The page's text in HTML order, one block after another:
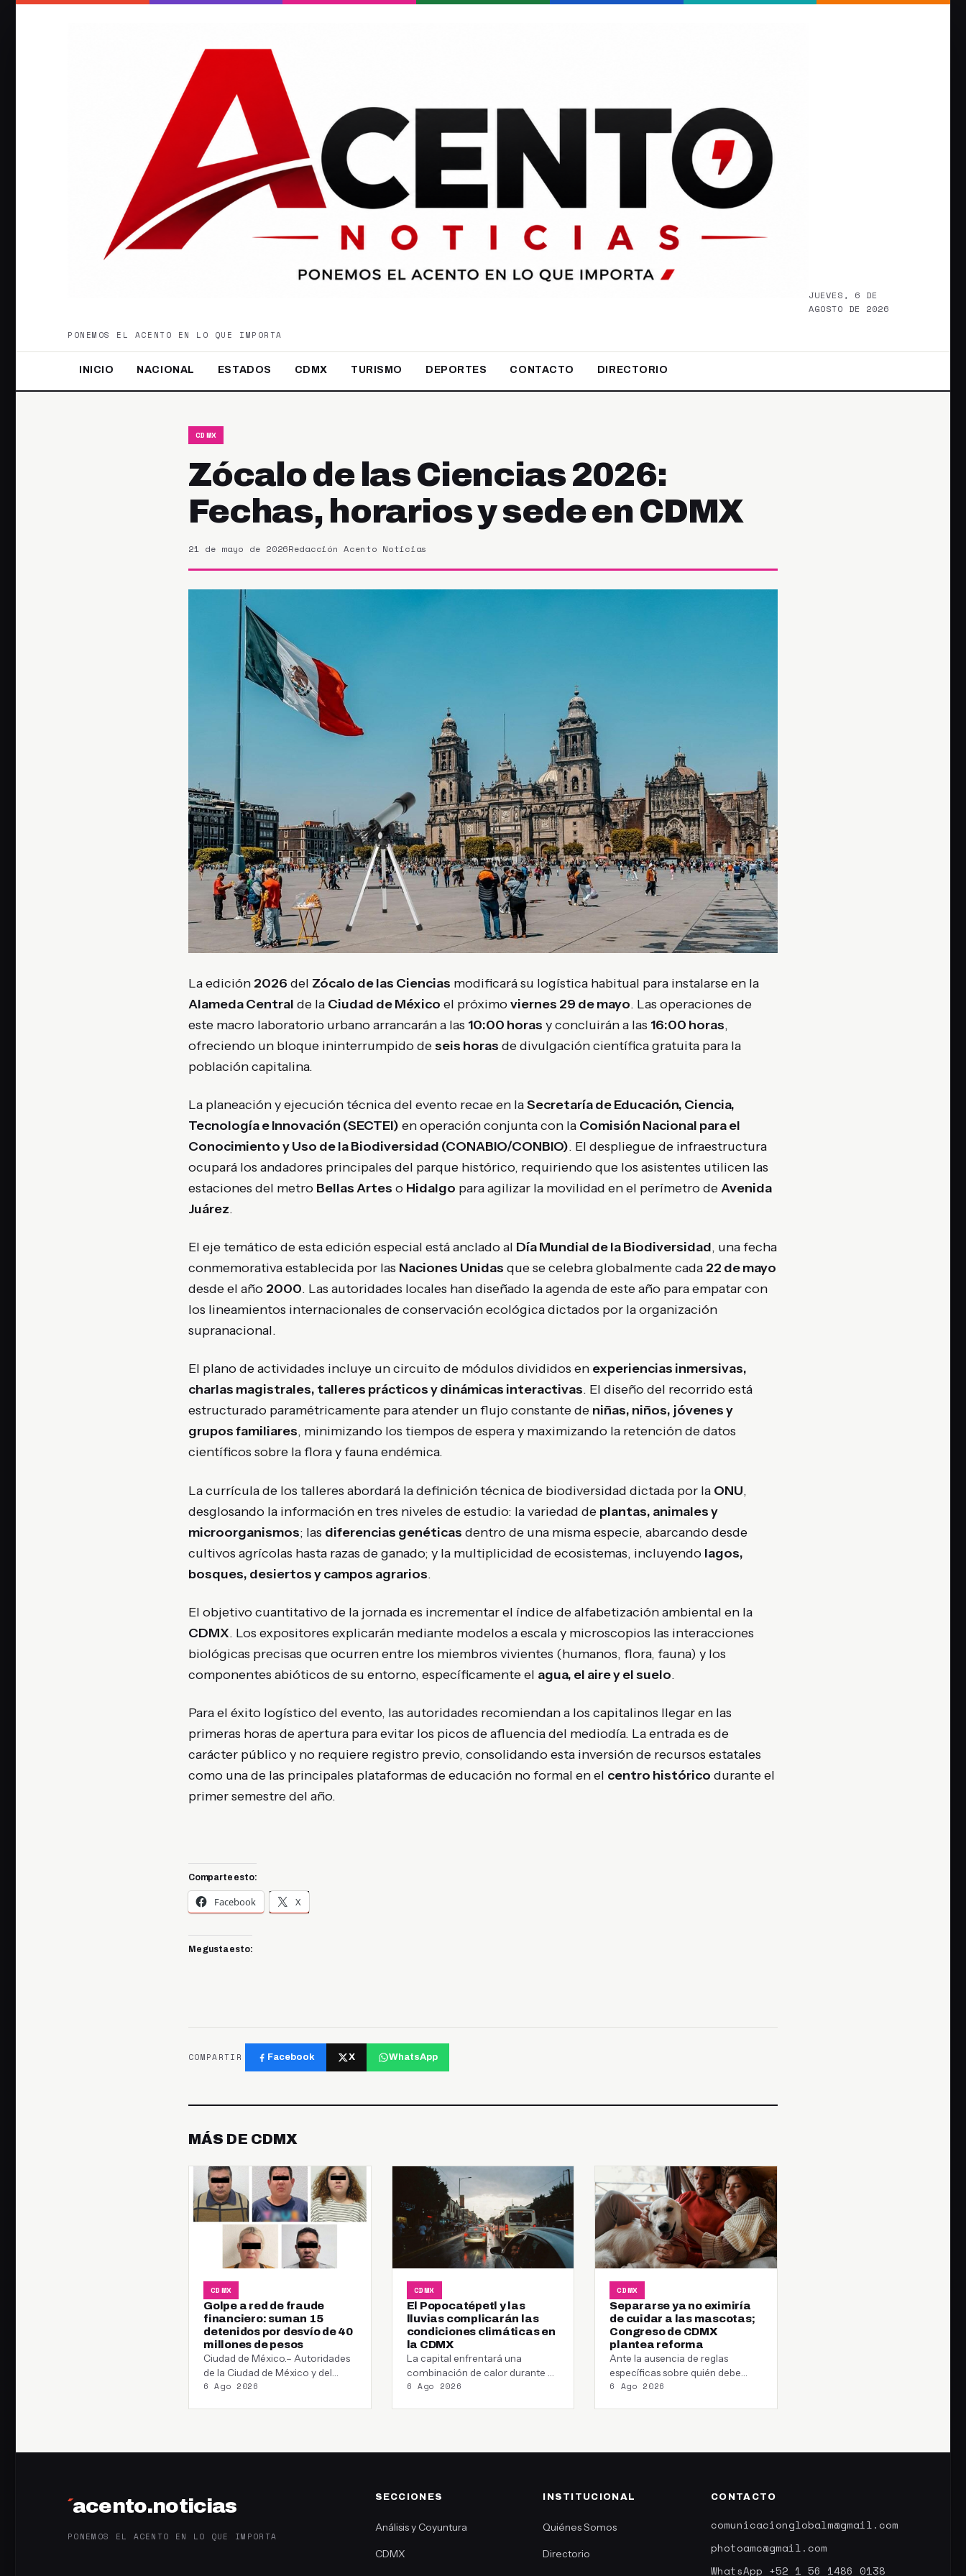
JUEVES, 6 DE
AGOSTO DE 2026
PONEMOS EL ACENTO EN LO QUE IMPORTA
INICIO NACIONAL ESTADOS CDMX TURISMO DEPORTES CONTACTO DIRECTORIO
CDMX
Zócalo de las Ciencias 2026:
Fechas, horarios y sede en CDMX
21 de mayo de 2026Redacción Acento Noticias
La edición 2026 del Zócalo de las Ciencias modificará su logística habitual para instalarse en la
Alameda Central de la Ciudad de México el próximoviernes 29 de mayo. Las operaciones de
este macro laboratorio urbano arrancarán a las 10:00 horas y concluirán a las 16:00 horas,
ofreciendo un bloque ininterrumpido deseis horas de divulgación científica gratuita para la
población capitalina.
La planeación y ejecución técnica del evento recae en laSecretaría de Educación, Ciencia,
Tecnología e Innovación (SECTEI) en operación conjunta con la Comisión Nacional para el
Conocimiento y Uso de la Biodiversidad (CONABIO/CONBIO). El despliegue de infraestructura
ocupará los andadores principales del parque histórico, requiriendo que los asistentes utilicen las
estaciones del metro Bellas Artes o Hidalgo para agilizar la movilidad en el perímetro deAvenida
Juárez.
El eje temático de esta edición especial está anclado al Día Mundial de la Biodiversidad, una fecha
conmemorativa establecida por las Naciones Unidas que se celebra globalmente cada 22 de mayo
desde el año 2000. Las autoridades locales han diseñado la agenda de este año para empatar con
los lineamientos internacionales de conservación ecológica dictados por la organización
supranacional.
El plano de actividades incluye un circuito de módulos divididos en experiencias inmersivas,
charlas magistrales, talleres prácticos y dinámicas interactivas. El diseño del recorrido está
estructurado paramétricamente para atender un flujo constante de niñas, niños, jóvenes y
grupos familiares, minimizando los tiempos de espera y maximizando la retención de datos
científicos sobre la flora y fauna endémica.
La currícula de los talleres abordará la definición técnica de biodiversidad dictada por la ONU,
desglosando la información en tres niveles de estudio: la variedad de plantas, animales y
microorganismos; las diferencias genéticas dentro de una misma especie, abarcando desde
cultivos agrícolas hasta razas de ganado; y la multiplicidad de ecosistemas, incluyendo lagos,
bosques, desiertos y campos agrarios.
El objetivo cuantitativo de la jornada es incrementar el índice de alfabetización ambiental en la
CDMX. Los expositores explicarán mediante modelos a escala y microscopios las interacciones
biológicas precisas que ocurren entre los miembros vivientes (humanos, flora, fauna) y los
componentes abióticos de su entorno, específicamente el agua, el aire y el suelo.
Para el éxito logístico del evento, las autoridades recomiendan a los capitalinos llegar en las
primeras horas de apertura para evitar los picos de afluencia del mediodía. La entrada es de
carácter público y no requiere registro previo, consolidando esta inversión de recursos estatales
como una de las principales plataformas de educación no formal en el centro histórico durante el
primer semestre del año.
Comparte esto:
Facebook X
Me gusta esto:
COMPARTIR Facebook X WhatsApp
MÁS DE CDMX
CDMX
Golpe a red de fraude
financiero: suman 15
detenidos por desvío de 40
millones de pesos
Ciudad de México.– Autoridades
de la Ciudad de México y del
Estado de México informaron la…
6 Ago 2026
CDMX
El Popocatépetl y las
lluvias complicarán las
condiciones climáticas en
la CDMX
La capital enfrentará una
combinación de calor durante el
día y tormentas por la tarde,
6 Ago 2026
CDMX
Separarse ya no eximiría
de cuidar a las mascotas;
Congreso de CDMX
plantea reforma
Ante la ausencia de reglas
específicas sobre quién debe
asumir los gastos de
6 Ago 2026
´acento.noticias
PONEMOS EL ACENTO EN LO QUE IMPORTA
SECCIONES
Análisis y Coyuntura
CDMX
INSTITUCIONAL
Quiénes Somos
Directorio
CONTACTO
comunicacionglobalm@gmail.com
photoamc@gmail.com
WhatsApp +52 1 56 1486 0138